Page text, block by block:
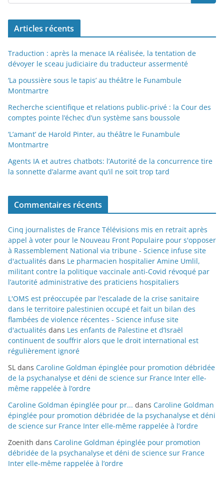
Articles récents
Traduction : après la menace IA réalisée, la tentation de
dévoyer le sceau judiciaire du traducteur assermenté
‘La poussière sous le tapis’ au théâtre le Funambule
Montmartre
Recherche scientifique et relations public-privé : la Cour des
comptes pointe l’échec d’un système sans boussole
‘L’amant’ de Harold Pinter, au théâtre le Funambule
Montmartre
Agents IA et autres chatbots: l’Autorité de la concurrence tire
la sonnette d’alarme avant qu’il ne soit trop tard
Commentaires récents
Cinq journalistes de France Télévisions mis en retrait après
appel à voter pour le Nouveau Front Populaire pour s'opposer
à Rassemblement National via tribune - Science infuse site
d'actualités dans Le pharmacien hospitalier Amine Umlil,
militant contre la politique vaccinale anti-Covid révoqué par
l’autorité administrative des praticiens hospitaliers
L'OMS est préoccupée par l'escalade de la crise sanitaire
dans le territoire palestinien occupé et fait un bilan des
flambées de violence récentes - Science infuse site
d'actualités dans Les enfants de Palestine et d’Israël
continuent de souffrir alors que le droit international est
régulièrement ignoré
SL dans Caroline Goldman épinglée pour promotion débridée
de la psychanalyse et déni de science sur France Inter elle-
même rappelée à l’ordre
Caroline Goldman épinglée pour pr... dans Caroline Goldman
épinglée pour promotion débridée de la psychanalyse et déni
de science sur France Inter elle-même rappelée à l’ordre
Zoenith dans Caroline Goldman épinglée pour promotion
débridée de la psychanalyse et déni de science sur France
Inter elle-même rappelée à l’ordre